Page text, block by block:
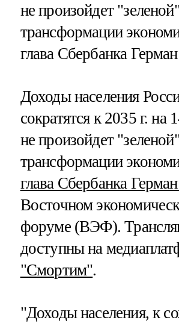
не произойдет
трансформации
глава Сбербанка
Доходы населения
сократятся к 2035 г. на
не произойдет
трансформации
глава Сбербанка
Восточном
форуме (ВЭФ).
доступны на
"Смортим".
"Доходы населения, к